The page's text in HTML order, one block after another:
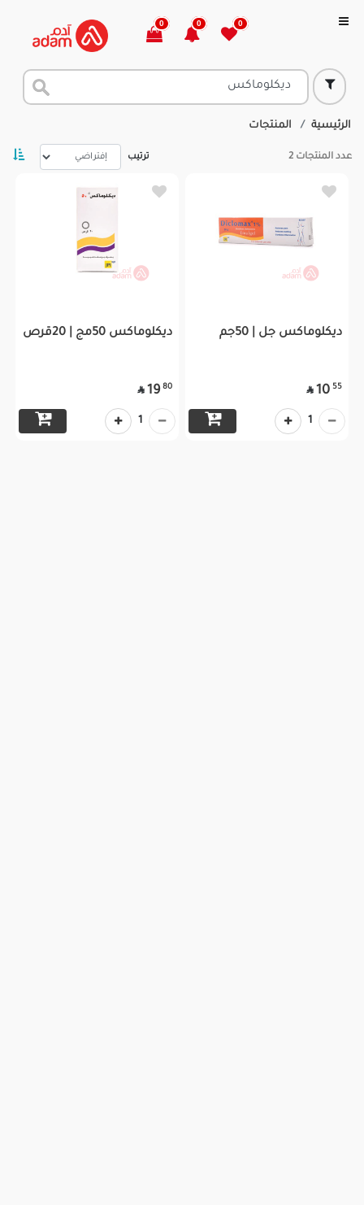
0
0
0
الرئيسية المنتجات
عدد المنتجات 2 ترتيب
ديكلوماكس جل | 50جم
55
10

1
ديكلوماكس 50مج | 20قرص
80
19

1